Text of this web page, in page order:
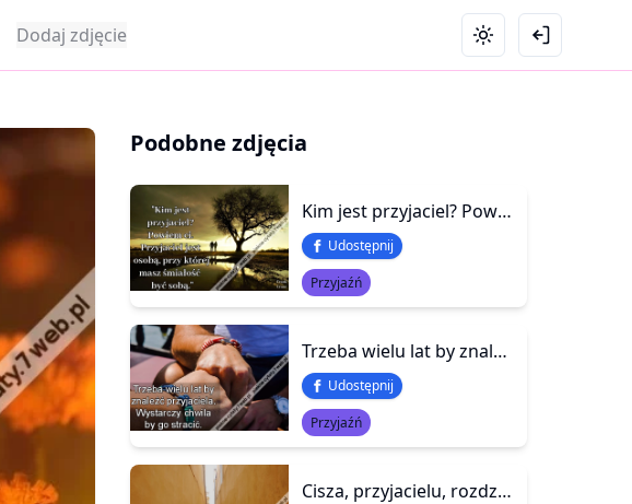
Dodaj zdjęcie
Podobne zdjęcia
Kim jest przyjaciel? Powiem ci. Przyjaciel jest osobą, przy której masz śmiałość być sobą.
Udostępnij
Przyjaźń
Trzeba wielu lat by znaleźć przyjaciela. Wystarczy chwila by go stracić.
Udostępnij
Przyjaźń
Cisza, przyjacielu, rozdziela bardziej niż przestrzeń…